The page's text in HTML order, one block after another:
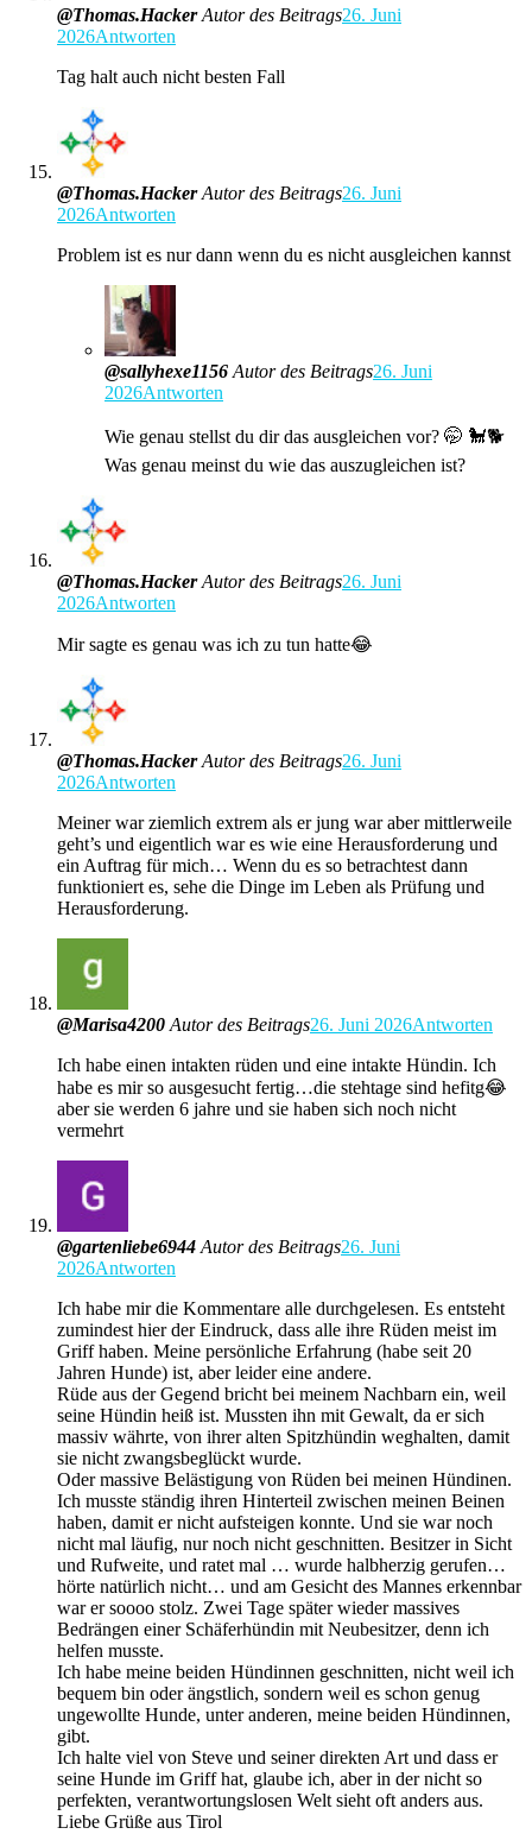
@Thomas.Hacker Autor des Beitrags26. Juni
2026Antworten
Tag halt auch nicht besten Fall
@Thomas.Hacker Autor des Beitrags26. Juni
2026Antworten
Problem ist es nur dann wenn du es nicht ausgleichen kannst
@sallyhexe1156 Autor des Beitrags26. Juni
2026Antworten
Wie genau stellst du dir das ausgleichen vor? 🤭 🐩🐕
Was genau meinst du wie das auszugleichen ist?
@Thomas.Hacker Autor des Beitrags26. Juni
2026Antworten
Mir sagte es genau was ich zu tun hatte😂
@Thomas.Hacker Autor des Beitrags26. Juni
2026Antworten
Meiner war ziemlich extrem als er jung war aber mittlerweile
geht’s und eigentlich war es wie eine Herausforderung und
ein Auftrag für mich… Wenn du es so betrachtest dann
funktioniert es, sehe die Dinge im Leben als Prüfung und
Herausforderung.
@Marisa4200 Autor des Beitrags26. Juni 2026Antworten
Ich habe einen intakten rüden und eine intakte Hündin. Ich
habe es mir so ausgesucht fertig…die stehtage sind hefitg😂
aber sie werden 6 jahre und sie haben sich noch nicht
vermehrt
@gartenliebe6944 Autor des Beitrags26. Juni
2026Antworten
Ich habe mir die Kommentare alle durchgelesen. Es entsteht
zumindest hier der Eindruck, dass alle ihre Rüden meist im
Griff haben. Meine persönliche Erfahrung (habe seit 20
Jahren Hunde) ist, aber leider eine andere.
Rüde aus der Gegend bricht bei meinem Nachbarn ein, weil
seine Hündin heiß ist. Mussten ihn mit Gewalt, da er sich
massiv währte, von ihrer alten Spitzhündin weghalten, damit
sie nicht zwangsbeglückt wurde.
Oder massive Belästigung von Rüden bei meinen Hündinen.
Ich musste ständig ihren Hinterteil zwischen meinen Beinen
haben, damit er nicht aufsteigen konnte. Und sie war noch
nicht mal läufig, nur noch nicht geschnitten. Besitzer in Sicht
und Rufweite, und ratet mal … wurde halbherzig gerufen…
hörte natürlich nicht… und am Gesicht des Mannes erkennbar
war er soooo stolz. Zwei Tage später wieder massives
Bedrängen einer Schäferhündin mit Neubesitzer, denn ich
helfen musste.
Ich habe meine beiden Hündinnen geschnitten, nicht weil ich
bequem bin oder ängstlich, sondern weil es schon genug
ungewollte Hunde, unter anderen, meine beiden Hündinnen,
gibt.
Ich halte viel von Steve und seiner direkten Art und dass er
seine Hunde im Griff hat, glaube ich, aber in der nicht so
perfekten, verantwortungslosen Welt sieht oft anders aus.
Liebe Grüße aus Tirol